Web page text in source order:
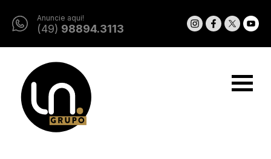
Anuncie aqui!
(49) 98894.3113